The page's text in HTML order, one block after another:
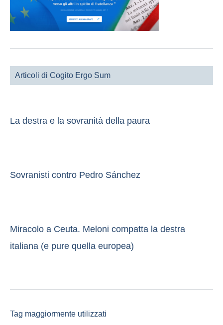
Articoli di Cogito Ergo Sum
La destra e la sovranità della paura
Sovranisti contro Pedro Sánchez
Miracolo a Ceuta. Meloni compatta la destra
italiana (e pure quella europea)
Tag maggiormente utilizzati